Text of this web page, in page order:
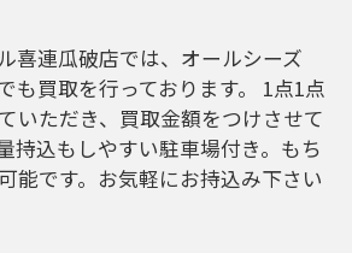
喜連瓜破店では、オールシーズ
も買取を行っております。 1点1点
いただき、買取金額をつけさせて
持込もしやすい駐車場付き。もち
能です。お気軽にお持込み下さい